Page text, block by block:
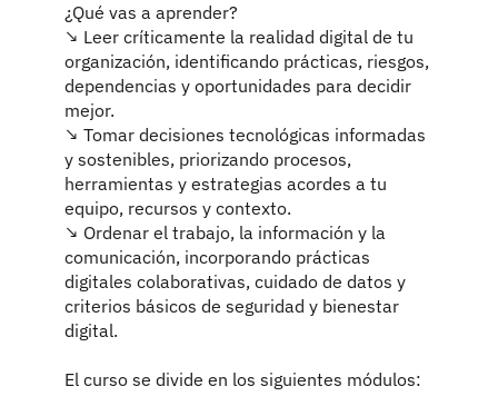
¿Qué vas a aprender?
↘️ Leer críticamente la realidad digital de tu
organización, identificando prácticas, riesgos,
dependencias y oportunidades para decidir
mejor.
↘️ Tomar decisiones tecnológicas informadas
y sostenibles, priorizando procesos,
herramientas y estrategias acordes a tu
equipo, recursos y contexto.
↘️ Ordenar el trabajo, la información y la
comunicación, incorporando prácticas
digitales colaborativas, cuidado de datos y
criterios básicos de seguridad y bienestar
digital.
El curso se divide en los siguientes módulos: